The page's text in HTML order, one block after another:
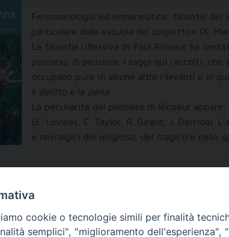
Fenomenologia ed ermeneutica, filosofie
particolare dalla «scuola del sospetto» (K.
La filosofia riflessiva di Paul Ricoeur ha
percorso di pensiero. I saggi qui raccolti,
occupano pure di alcune altre rilevanti e in
il delitto e la pena
La peculiarità del pensiero di Ricoeur
(E. Levinas, C. Taylor, R. Girard, J.
e nevralgici del religioso , del tragico e dello
cookie o tecnologie simili per finalità
semplici", "miglioramento